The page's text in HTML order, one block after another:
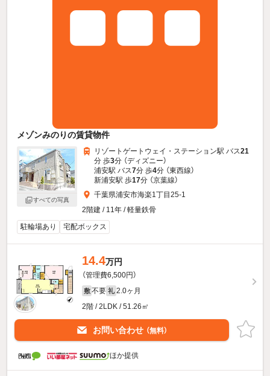
メゾンみのりの賃貸物件
すべての写真
リゾートゲートウェイ・ステーション駅 バス21
分 歩3分 （ディズニー）
浦安駅 バス7分 歩4分 （東西線）
新浦安駅 歩17分 （京葉線）
千葉県浦安市海楽1丁目25-1
2階建 / 11年 / 軽量鉄骨
駐輪場あり
宅配ボックス
14.4万円
（管理費6,500円）
敷 不要 礼 2.0ヶ月
2階 / 2LDK / 51.26㎡
お問い合わせ （無料）
ほか提供